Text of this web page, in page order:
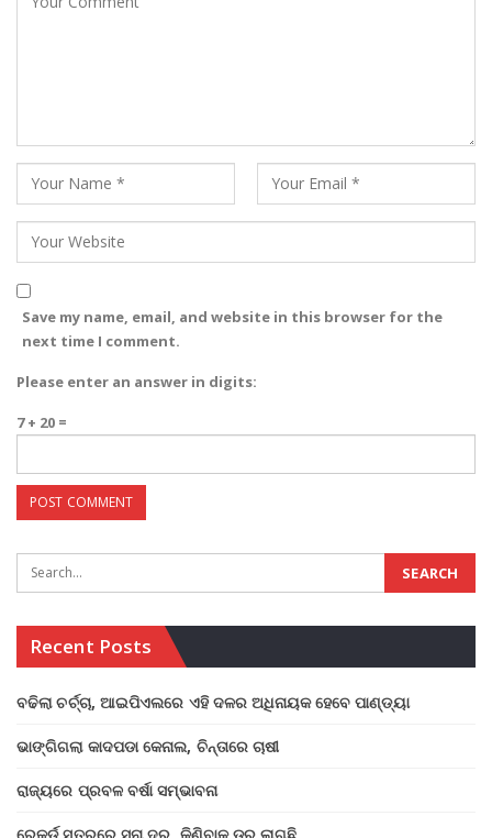
Save my name, email, and website in this browser for the
next time I comment.
Please enter an answer in digits:
7 + 20 =
Recent Posts
ବଢିଲା ଚର୍ଚ୍ଚା, ଆଇପିଏଲରେ ଏହି ଦଳର ଅଧିନାୟକ ହେବେ ପାଣ୍ଡ୍ୟା
ଭାଙ୍ଗିଗଲା କାଦପଡା କେନାଲ, ଚିନ୍ତାରେ ଚାଷୀ
ରାଜ୍ୟରେ ପ୍ରବଳ ବର୍ଷା ସମ୍ଭାବନା